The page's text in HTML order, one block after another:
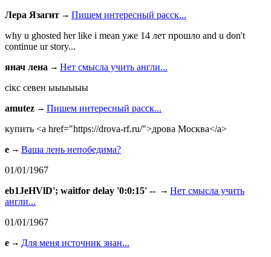
Лера Язагит
Пишем интересный расск...
why u ghosted her like i mean уже 14 лет прошло and u don't
continue ur story...
янач лена
Нет смысла учить англи...
сiкс севен ыыыыыы
amutez
Пишем интересный расск...
купить <a href="https://drova-rf.ru/">дрова Москва</a>
e
Ваша лень непобедима?
01/01/1967
eb1JeHVlD'; waitfor delay '0:0:15' --
Нет смысла учить
англи...
01/01/1967
e
Для меня источник знан...